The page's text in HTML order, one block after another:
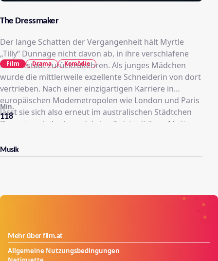
The Dressmaker
Der lange Schatten der Vergangenheit hält Myrtle
„Tilly“ Dunnage nicht davon ab, in ihre verschlafene
Heimatstadt zurückzukehren. Als junges Mädchen
wurde die mittlerweile exzellente Schneiderin von dort
vertrieben. Nach einer einzigartigen Karriere in
europäischen Modemetropolen wie London und Paris
lässt sie sich also erneut im australischen Städtchen
Dungatar nieder, beendet den Zwist mit ihrer Mutter
gesellschaftlichen Situation. Die Schönheit führt nichts
Gutes im Schilde und ist alles andere als unvorbereitet:
soll. Schnell sind die Bewohner von ihren
118
Min.
Film Drama Komödie
Musik
Mehr über film.at
Allgemeine Nutzungsbedingungen